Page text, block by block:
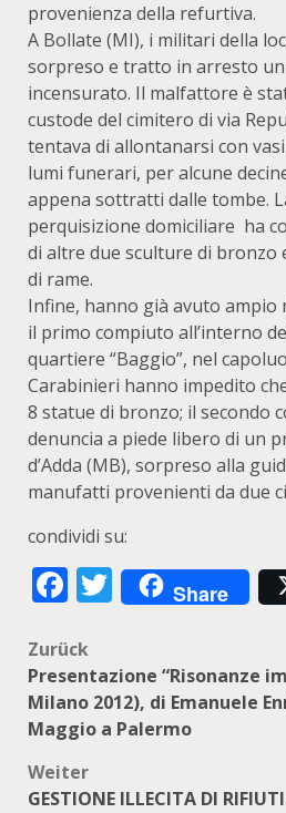
provenienza della refurtiva.
A Bollate (MI), i militari della
sorpreso e tratto in arresto
incensurato. Il malfattore è
custode del cimitero di via
tentava di allontanarsi con
lumi funerari, per alcune
appena sottratti dalle tombe.
perquisizione domiciliare ha
di altre due sculture di bronzo
di rame.
Infine, hanno già avuto ampio
il primo compiuto all’interno
quartiere “Baggio”, nel
Carabinieri hanno impedito
8 statue di bronzo; il secondo
denuncia a piede libero di un
d’Adda (MB), sorpreso alla
manufatti provenienti da due
condividi su:
Facebook
Twitter
Share
Zurück
Presentazione “Risonanze
Milano 2012), di Emanuele
Maggio a Palermo
Weiter
GESTIONE ILLECITA DI